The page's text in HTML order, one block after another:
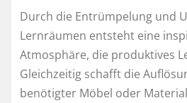
Durch die Entrümpelung und
Lernräumen entsteht eine
Atmosphäre, die produktives
Gleichzeitig schafft die
benötigter Möbel oder